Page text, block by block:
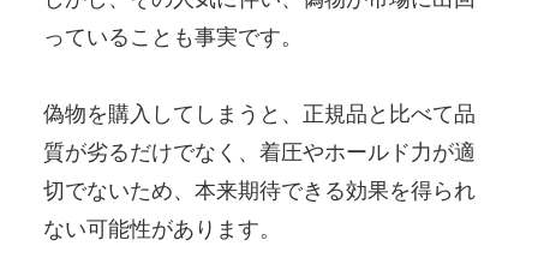
っていることも事実です。
偽物を購入してしまうと、正規品と比べて品
質が劣るだけでなく、着圧やホールド力が適
切でないため、本来期待できる効果を得られ
ない可能性があります。